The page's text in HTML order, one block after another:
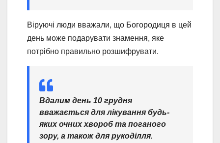
Віруючі люди вважали, що Богородиця в цей
день може подарувати знамення, яке
потрібно правильно розшифрувати.
Вдалим день 10 грудня
вважається для лікування будь-
яких очних хвороб та поганого
зору, а також для рукоділля.